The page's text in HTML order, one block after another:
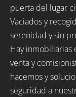
puerta del lugar
Vaciados y
serenidad y sin
Hay inmobiliarias
venta y
hacemos y
seguridad a